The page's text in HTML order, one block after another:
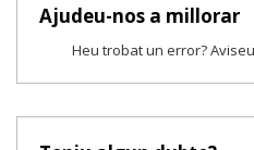
Ajudeu-nos a millorar
Heu trobat un error?